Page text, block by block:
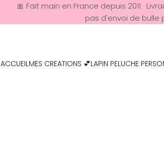
🎀 Fait main en France depuis 2011 ·
pas d'envoi de bulle
ACCUEILMES CREATIONS 💕LAPIN PELUCHE